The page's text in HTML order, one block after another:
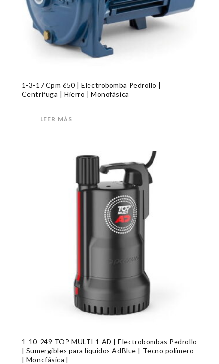
1-3-17 Cpm 650 | Electrobomba Pedrollo |
Centrífuga | Hierro | Monofásica
LEER MÁS
1-10-249 TOP MULTI 1 AD | Electrobombas Pedrollo
| Sumergibles para líquidos AdBlue | Tecno polímero
| Monofásica |